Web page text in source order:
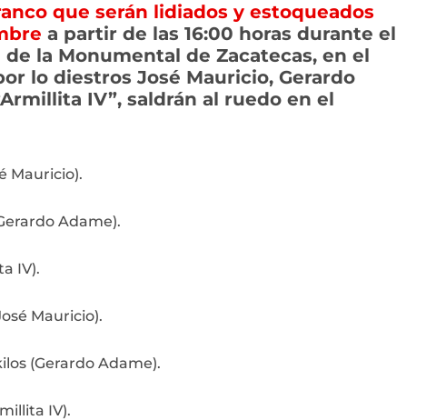
que serán lidiados y estoqueados
a partir de las 16:00 horas durante el
la Monumental de Zacatecas, en el
lo diestros José Mauricio, Gerardo
IV”, saldrán al ruedo en el
Mauricio).
Adame).
IV).
Mauricio).
(Gerardo Adame).
IV).